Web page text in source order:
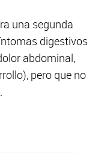
una segunda
digestivos
abdominal,
pero que no